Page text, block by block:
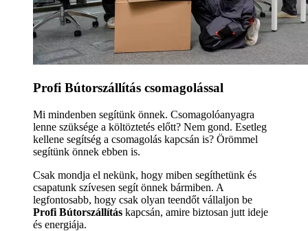
Profi Bútorszállítás csomagolással
Mi mindenben segítünk önnek. Csomagolóanyagra
lenne szüksége a költöztetés előtt? Nem gond. Esetleg
kellene segítség a csomagolás kapcsán is? Örömmel
segítünk önnek ebben is.
Csak mondja el nekünk, hogy miben segíthetünk és
csapatunk szívesen segít önnek bármiben. A
legfontosabb, hogy csak olyan teendőt vállaljon be
Profi Bútorszállítás kapcsán, amire biztosan jutt ideje
és energiája.